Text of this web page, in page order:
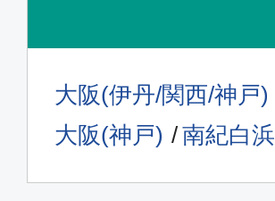
大阪(伊丹/関西/神戸)
大阪(神戸)
南紀白浜